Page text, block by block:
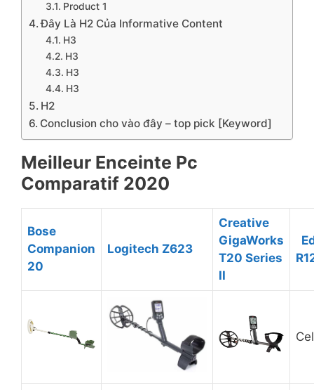
​Product 1
Đây Là H2 Của Informative Content
H3
H3
H3
H3
H2
Conclusion cho vào đây – top pick [Keyword]
​Meilleur Enceinte Pc
Comparatif 2020
​Bose
Companion
20
​Logitech Z623
​Creative
GigaWorks
T20 Series
II